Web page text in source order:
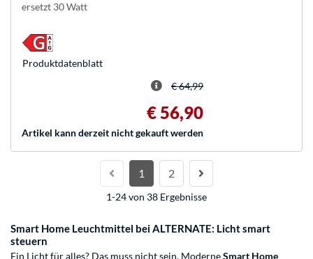
ersetzt 30 Watt
€ 64,99
€ 56,90
Artikel kann derzeit nicht gekauft werden
Produkt­datenblatt
1 2
1-24 von 38 Ergebnisse
Smart Home Leuchtmittel bei ALTERNATE: Licht smart
steuern
Ein Licht für alles? Das muss nicht sein. ModerneSmart Home